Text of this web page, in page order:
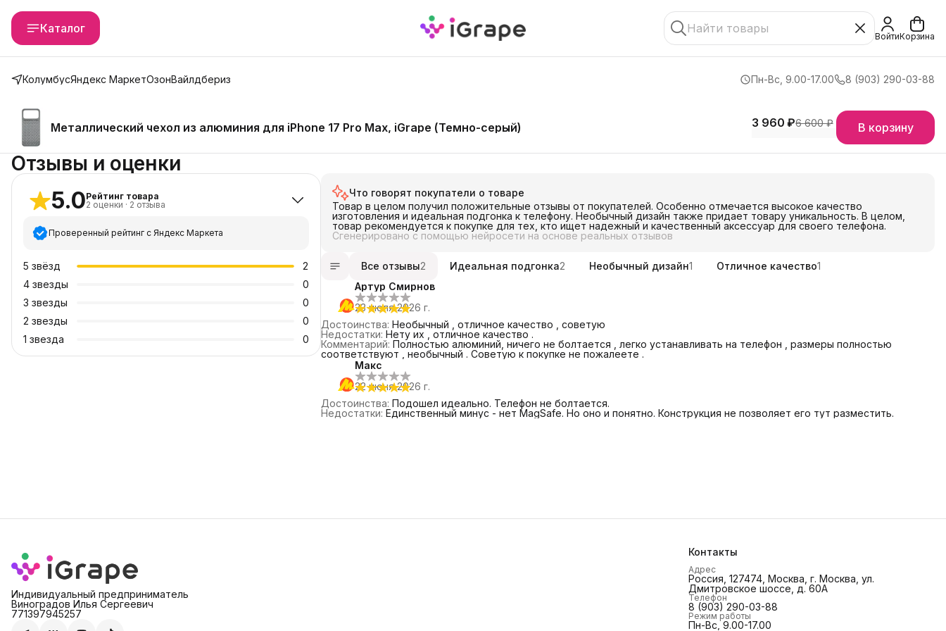
Каталог
ВойтиКорзина
КолумбусЯндекс МаркетОзонВайлдбериз Пн-Вс, 9.00-17.00 8 (903) 290-03-88
Металлический чехол из алюминия для iPhone 17 Pro Max, iGrape (Темно-серый) 3 960 ₽6 600 ₽ В корзину
Отзывы и оценки
5.0Рейтинг товара
2 оценки · 2 отзыва
Проверенный рейтинг с Яндекс Маркета
5 звёзд
2
4 звезды
0
3 звезды
0
2 звезды
0
1 звезда 0
Что говорят покупатели о товаре
Товар в целом получил положительные отзывы от покупателей. Особенно отмечается высокое качество
изготовления и идеальная подгонка к телефону. Необычный дизайн также придает товару уникальность. В целом,
товар рекомендуется к покупке для тех, кто ищет надежный и качественный аксессуар для своего телефона.
Сгенерировано с помощью нейросети на основе реальных отзывов
Все отзывы2 Идеальная подгонка2 Необычный дизайн1 Отличное качество1
Артур Смирнов
23 июля 2026 г.
Достоинства: Необычный , отличное качество , советую
Недостатки: Нету их , отличное качество .
Комментарий: Полностью алюминий, ничего не болтается , легко устанавливать на телефон , размеры полностью
соответствуют , необычный . Советую к покупке не пожалеете .
Макс
22 июня 2026 г.
Достоинства: Подошел идеально. Телефон не болтается.
Недостатки: Единственный минус - нет MagSafe. Но оно и понятно. Конструкция не позволяет его тут разместить.
Индивидуальный предприниматель
Виноградов Илья Сергеевич
771397945257
Контакты
Адрес
Россия, 127474, Москва, г. Москва, ул.
Дмитровское шоссе, д. 60А
Телефон
8 (903) 290-03-88
Режим работы
Пн-Вс, 9.00-17.00